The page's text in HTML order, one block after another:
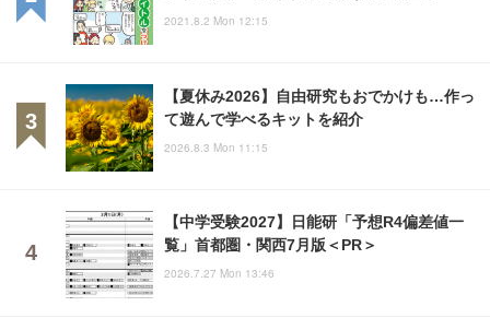
2021.8.2 Mon 12:15
【夏休み2026】自由研究もおでかけも…作っ
て遊んで学べるキットを紹介
2026.8.3 Mon 11:15
【中学受験2027】日能研「予想R4偏差値一
覧」首都圏・関西7月版＜PR＞
2026.7.27 Mon 13:46